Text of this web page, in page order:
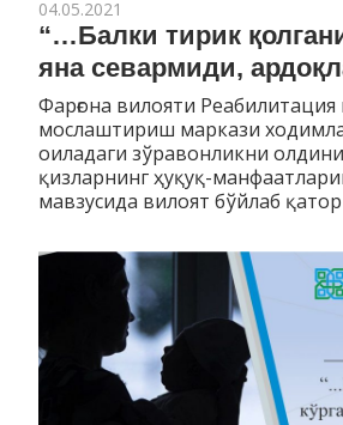
04.05.2021
“…Балки тирик
яна севармиди,
Фарғона вилояти Реабилитация
мослаштириш маркази
оиладаги зўравонликни
қизларнинг ҳуқуқ-
мавзусида вилоят бўйлаб қатор